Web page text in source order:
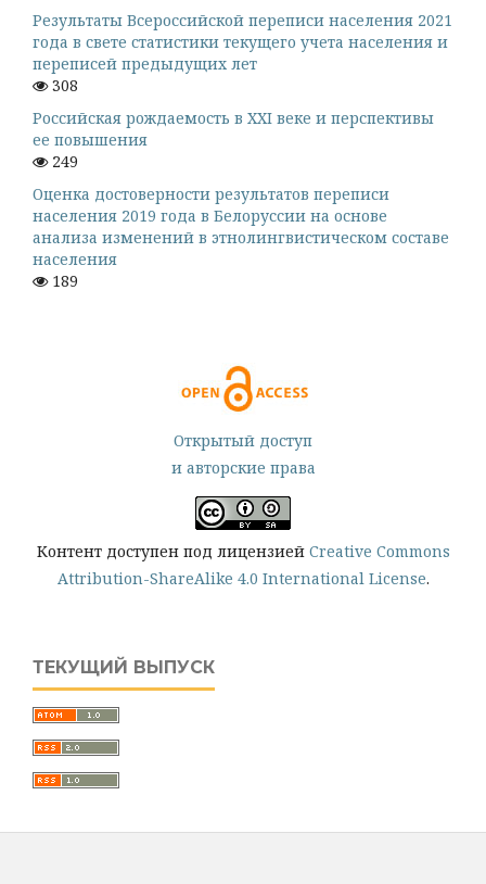
Результаты Всероссийской переписи населения 2021
года в свете статистики текущего учета населения и
переписей предыдущих лет
308
Российская рождаемость в XXI веке и перспективы
ее повышения
249
Оценка достоверности результатов переписи
населения 2019 года в Белоруссии на основе
анализа изменений в этнолингвистическом составе
населения
189
Открытый доступ
и авторские права
Контент доступен под лицензией Creative Commons
Attribution-ShareAlike 4.0 International License.
ТЕКУЩИЙ ВЫПУСК